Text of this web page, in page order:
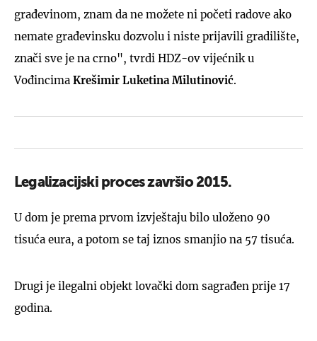
građevinom, znam da ne možete ni početi radove ako
nemate građevinsku dozvolu i niste prijavili gradilište,
znači sve je na crno", tvrdi HDZ-ov vijećnik u
Vođincima Krešimir Luketina Milutinović.
Legalizacijski proces završio 2015.
U dom je prema prvom izvještaju bilo uloženo 90
tisuća eura, a potom se taj iznos smanjio na 57 tisuća.
Drugi je ilegalni objekt lovački dom sagrađen prije 17
godina.